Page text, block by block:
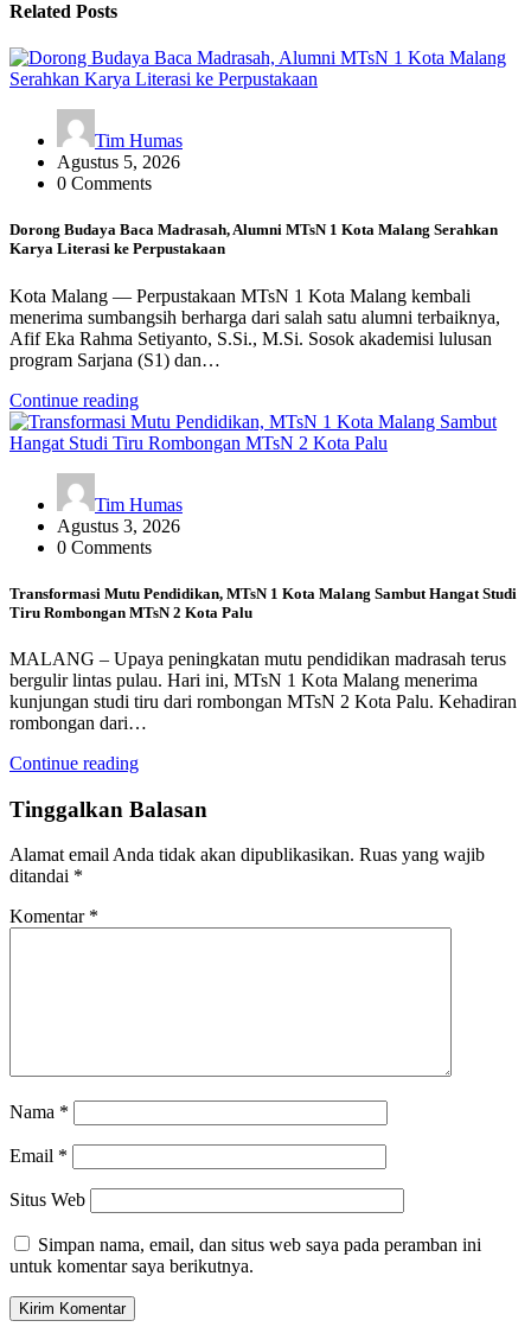
Related Posts
Tim Humas
Agustus 5, 2026
0 Comments
Dorong Budaya Baca Madrasah, Alumni MTsN 1 Kota Malang Serahkan
Karya Literasi ke Perpustakaan
Kota Malang — Perpustakaan MTsN 1 Kota Malang kembali
menerima sumbangsih berharga dari salah satu alumni terbaiknya,
Afif Eka Rahma Setiyanto, S.Si., M.Si. Sosok akademisi lulusan
program Sarjana (S1) dan…
Continue reading
Tim Humas
Agustus 3, 2026
0 Comments
Transformasi Mutu Pendidikan, MTsN 1 Kota Malang Sambut Hangat Studi
Tiru Rombongan MTsN 2 Kota Palu
MALANG – Upaya peningkatan mutu pendidikan madrasah terus
bergulir lintas pulau. Hari ini, MTsN 1 Kota Malang menerima
kunjungan studi tiru dari rombongan MTsN 2 Kota Palu. Kehadiran
rombongan dari…
Continue reading
Tinggalkan Balasan
Alamat email Anda tidak akan dipublikasikan. Ruas yang wajib
ditandai *
Komentar *
Nama *
Email *
Situs Web
Simpan nama, email, dan situs web saya pada peramban ini
untuk komentar saya berikutnya.